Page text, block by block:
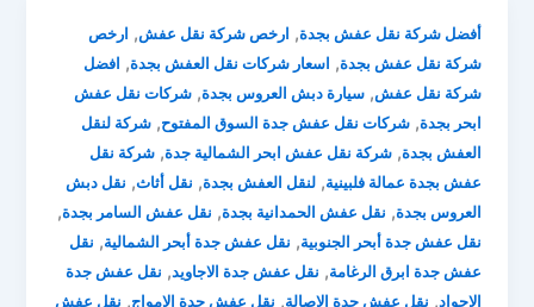
أفضل شركة نقل عفش بجدة, ارخص شركة نقل عفش, ارخص
شركة نقل عفش بجدة, اسعار شركات نقل العفش بجدة, افضل
شركة نقل عفش,سيارة دبش العروس بجدة,شركات نقل عفش
ابحر بجدة,شركات نقل عفش جدة السوق المفتوح,شركة لنقل
العفش بجدة,شركة نقل عفش ابحر الشمالية جدة,شركة نقل
عفش بجدة عمالة فلبينية,لنقل العفش بجدة, نقل أثاث, نقل دبش
العروس بجدة, نقل عفش الحمدانية بجدة, نقل عفش السامر بجدة,
نقل عفش جدة أبحر الجنوبية, نقل عفش جدة أبحر الشمالية, نقل
عفش جدة ابرق الرغامة, نقل عفش جدة الاجاويد, نقل عفش جدة
الاجواد, نقل عفش جدة الاصالة, نقل عفش جدة الامواج, نقل عفش